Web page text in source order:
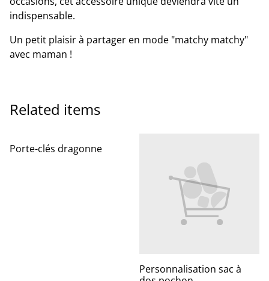
indispensable.
Un petit plaisir à partager en mode "matchy matchy"
avec maman !
Related items
Porte-clés dragonne
Personnalisation sac à